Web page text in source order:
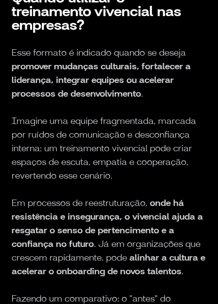
treinamento vivencial nas
empresas?
Esse formato é indicado quando se deseja
promover mudanças culturais, fortalecer a
liderança, integrar equipes ou acelerar
processos de desenvolvimento.
Imagine uma equipe fragmentada, marcada
por ruídos de comunicação e desconfiança
interna: um treinamento vivencial pode criar
espaços de escuta, empatia e cooperação,
revertendo esse cenário.
Em processos de reestruturação, onde há
resistência e insegurança, o vivencial ajuda a
resgatar o senso de pertencimento e a
confiança no futuro. Já em organizações que
crescem rapidamente, pode alinhar a cultura e
acelerar o onboarding de novos talentos.
Fazendo um comparativo: o "antes" do